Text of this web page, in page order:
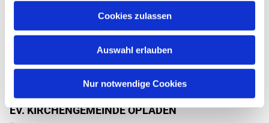
Cookies zulassen
Auswahl erlauben
Nur notwendige Cookies
EV. KIRCHENGEMEINDE OPLADEN